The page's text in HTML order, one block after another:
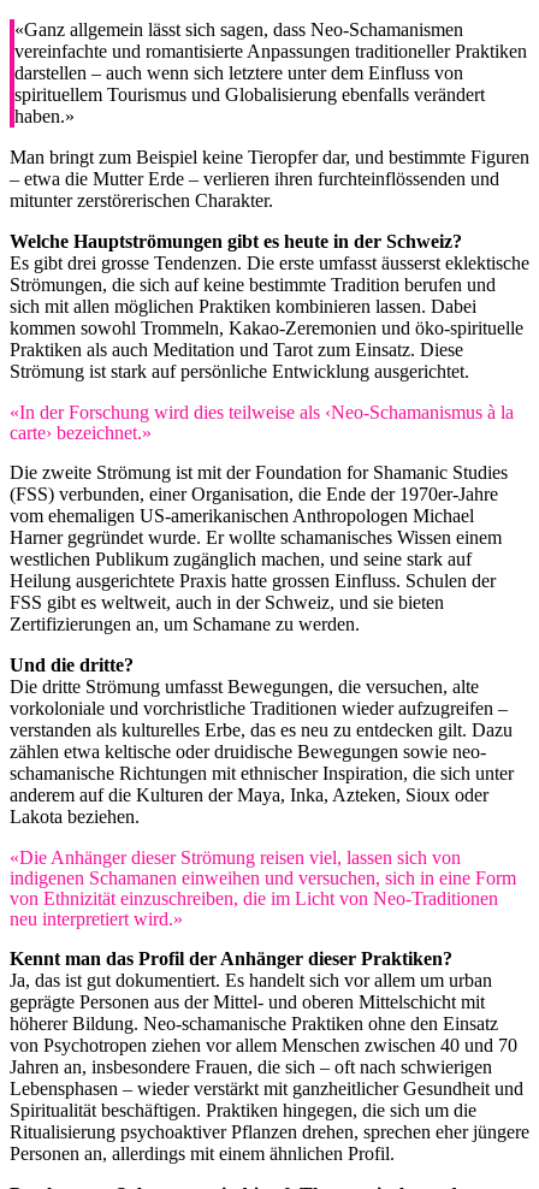
«Ganz allgemein lässt sich sagen, dass Neo-Schamanismen
vereinfachte und romantisierte Anpassungen traditioneller Praktiken
darstellen – auch wenn sich letztere unter dem Einfluss von
spirituellem Tourismus und Globalisierung ebenfalls verändert
haben.»
Man bringt zum Beispiel keine Tieropfer dar, und bestimmte Figuren
– etwa die Mutter Erde – verlieren ihren furchteinflössenden und
mitunter zerstörerischen Charakter.
Welche Hauptströmungen gibt es heute in der Schweiz?
Es gibt drei grosse Tendenzen. Die erste umfasst äusserst eklektische
Strömungen, die sich auf keine bestimmte Tradition berufen und
sich mit allen möglichen Praktiken kombinieren lassen. Dabei
kommen sowohl Trommeln, Kakao-Zeremonien und öko-spirituelle
Praktiken als auch Meditation und Tarot zum Einsatz. Diese
Strömung ist stark auf persönliche Entwicklung ausgerichtet.
«In der Forschung wird dies teilweise als ‹Neo-Schamanismus à la
carte› bezeichnet.»
Die zweite Strömung ist mit der Foundation for Shamanic Studies
(FSS) verbunden, einer Organisation, die Ende der 1970er-Jahre
vom ehemaligen US-amerikanischen Anthropologen Michael
Harner gegründet wurde. Er wollte schamanisches Wissen einem
westlichen Publikum zugänglich machen, und seine stark auf
Heilung ausgerichtete Praxis hatte grossen Einfluss. Schulen der
FSS gibt es weltweit, auch in der Schweiz, und sie bieten
Zertifizierungen an, um Schamane zu werden.
Und die dritte?
Die dritte Strömung umfasst Bewegungen, die versuchen, alte
vorkoloniale und vorchristliche Traditionen wieder aufzugreifen –
verstanden als kulturelles Erbe, das es neu zu entdecken gilt. Dazu
zählen etwa keltische oder druidische Bewegungen sowie neo-
schamanische Richtungen mit ethnischer Inspiration, die sich unter
anderem auf die Kulturen der Maya, Inka, Azteken, Sioux oder
Lakota beziehen.
«Die Anhänger dieser Strömung reisen viel, lassen sich von
indigenen Schamanen einweihen und versuchen, sich in eine Form
von Ethnizität einzuschreiben, die im Licht von Neo-Traditionen
neu interpretiert wird.»
Kennt man das Profil der Anhänger dieser Praktiken?
Ja, das ist gut dokumentiert. Es handelt sich vor allem um urban
geprägte Personen aus der Mittel- und oberen Mittelschicht mit
höherer Bildung. Neo-schamanische Praktiken ohne den Einsatz
von Psychotropen ziehen vor allem Menschen zwischen 40 und 70
Jahren an, insbesondere Frauen, die sich – oft nach schwierigen
Lebensphasen – wieder verstärkt mit ganzheitlicher Gesundheit und
Spiritualität beschäftigen. Praktiken hingegen, die sich um die
Ritualisierung psychoaktiver Pflanzen drehen, sprechen eher jüngere
Personen an, allerdings mit einem ähnlichen Profil.